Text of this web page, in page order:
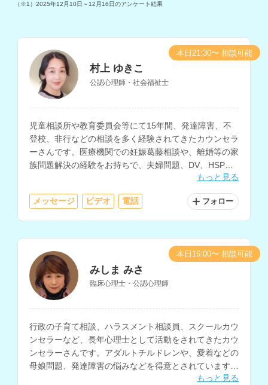
（※1） 2025年12月10日～12月16日のアンケート結果
村上 ゆきこ
公認心理師・社会福祉士
児童相談所や教育委員会等にて15年間、発達障害、不
登校、非行などの相談を多く経験されてきたカウンセラ
ーさんです。医療機関での妊娠葛藤相談や、離婚等の家
族問題解決の経験をお持ちで、夫婦問題、DV、HSP、
職場の悩み、ひきこもり、うつ等のメンタルヘルスの相
もっと見る
メッセージ ビデオ 電話 フォロー
本日21:30〜 相談可能
みしま みさ
臨床心理士・公認心理師
行政の子育て相談、ハラスメント相談員、スクールカウ
ンセラーなど、長年心理士として活動をされてきたカウ
ンセラーさんです。アダルトチルドレンや、愛着などの
母娘問題、発達障害の悩みなどを得意とされています。
講師経験もお持ちで心理学についての知識も深く、様々
もっと見る
本日16:00〜 相談可能